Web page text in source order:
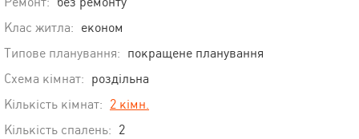
Клас житла: економ
Типове планування: покращене планування
Схема кімнат: роздільна
Кількість кімнат: 2 кімн.
Кількість спалень: 2